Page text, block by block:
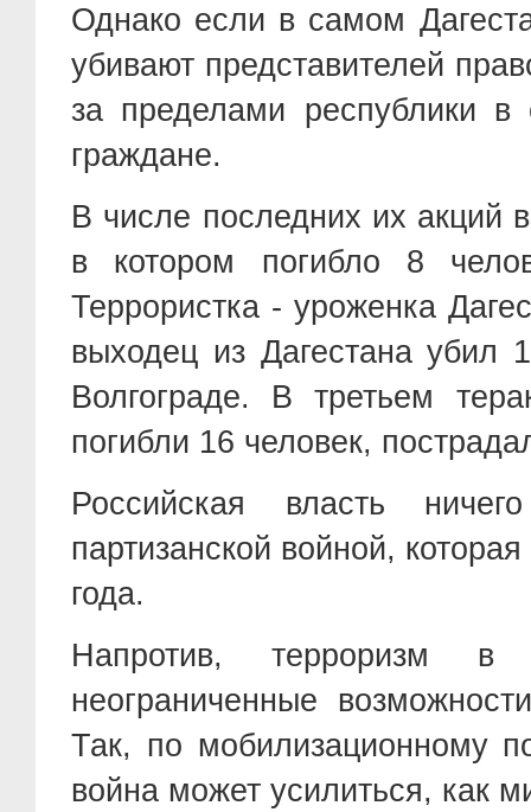
Однако если в самом
убивают представителей
за пределами республики
граждане.
В числе последних их акций
в котором погибло 8
Террористка - уроженка
выходец из Дагестана убил
Волгограде. В третьем
погибли 16 человек,
Российская власть
партизанской войной,
года.
Напротив, терроризм в
неограниченные
Так, по мобилизационному
война может усилиться, как